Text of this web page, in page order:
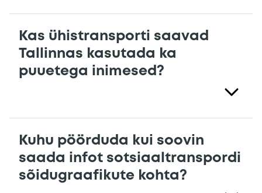
Kas ühistransporti saavad
Tallinnas kasutada ka
puuetega inimesed?
Kuhu pöörduda kui soovin
saada infot sotsiaaltranspordi
sõidugraafikute kohta?